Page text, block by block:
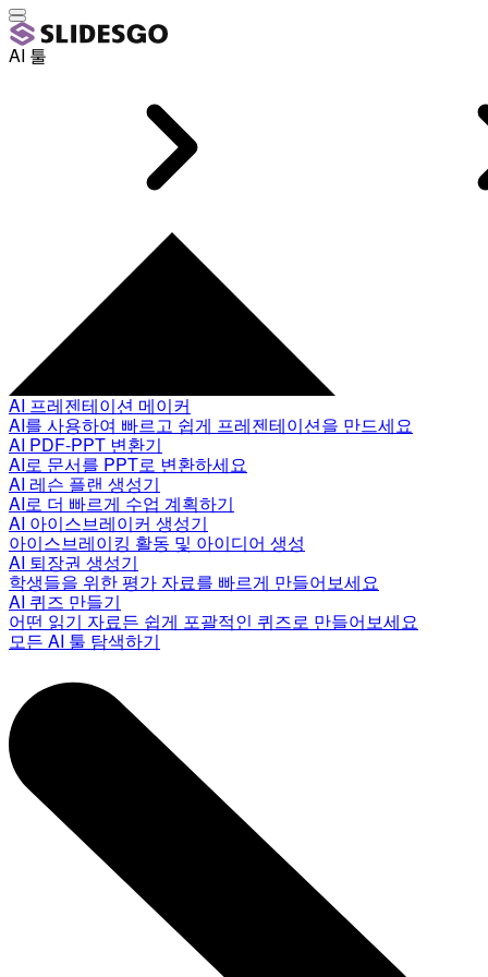
AI 툴
AI 프레젠테이션 메이커
AI를 사용하여 빠르고 쉽게 프레젠테이션을 만드세요
AI PDF-PPT 변환기
AI로 문서를 PPT로 변환하세요
AI 레슨 플랜 생성기
AI로 더 빠르게 수업 계획하기
AI 아이스브레이커 생성기
아이스브레이킹 활동 및 아이디어 생성
AI 퇴장권 생성기
학생들을 위한 평가 자료를 빠르게 만들어보세요
AI 퀴즈 만들기
어떤 읽기 자료든 쉽게 포괄적인 퀴즈로 만들어보세요
모든 AI 툴 탐색하기